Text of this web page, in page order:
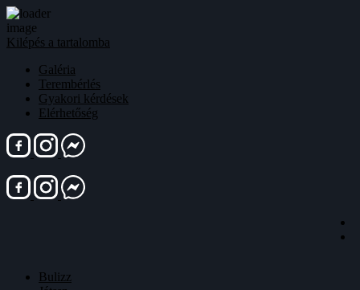
Kilépés a tartalomba
Galéria
Terembérlés
Gyakori kérdések
Elérhetőség
Bulizz